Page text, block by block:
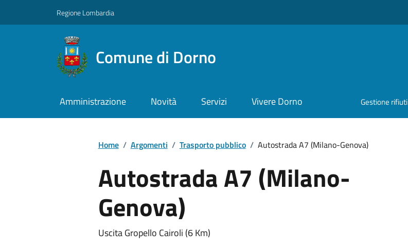
Regione Lombardia
Comune di Dorno
Amministrazione Novità Servizi Vivere Dorno Gestione rifiuti
Home / Argomenti / Trasporto pubblico / Autostrada A7 (Milano-Genova)
Autostrada A7 (Milano-
Genova)
Uscita Gropello Cairoli (6 Km)